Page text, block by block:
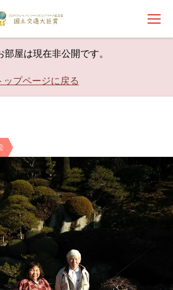
部屋は現在非公開です。
ップページに戻る